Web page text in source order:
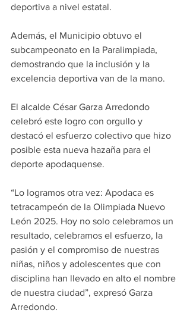
deportiva a nivel estatal.
Además, el Municipio obtuvo el
subcampeonato en la Paralimpiada,
demostrando que la inclusión y la
excelencia deportiva van de la mano.
El alcalde César Garza Arredondo
celebró este logro con orgullo y
destacó el esfuerzo colectivo que hizo
posible esta nueva hazaña para el
deporte apodaquense.
“Lo logramos otra vez: Apodaca es
tetracampeón de la Olimpiada Nuevo
León 2025. Hoy no solo celebramos un
resultado, celebramos el esfuerzo, la
pasión y el compromiso de nuestras
niñas, niños y adolescentes que con
disciplina han llevado en alto el nombre
de nuestra ciudad”, expresó Garza
Arredondo.